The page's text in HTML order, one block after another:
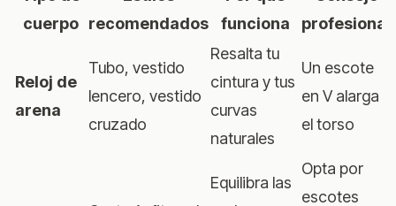
cuerpo recomendados
funciona
profesional
Reloj de
arena
Tubo, vestido
lencero, vestido
cruzado
Resalta tu
cintura y tus
curvas
naturales
Un escote
en V alarga
el torso
Equilibra las
Opta por
escotes